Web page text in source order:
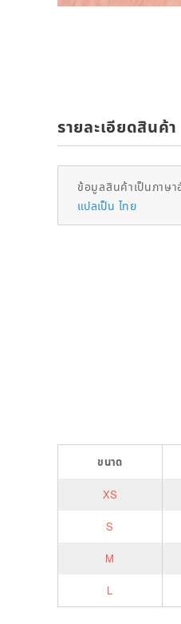
รายละเอียดสินค้า
ข้อมูลสินค้าเป็นภาษ
แปลเป็น ไทย
ขนาด
XS
S
M
L